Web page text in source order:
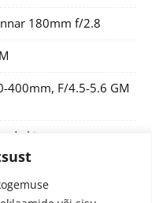
180mm f/2.8
400mm, F/4.5-5.6 GM
kit